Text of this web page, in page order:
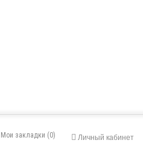
Личный кабинет
Мои закладки (0)